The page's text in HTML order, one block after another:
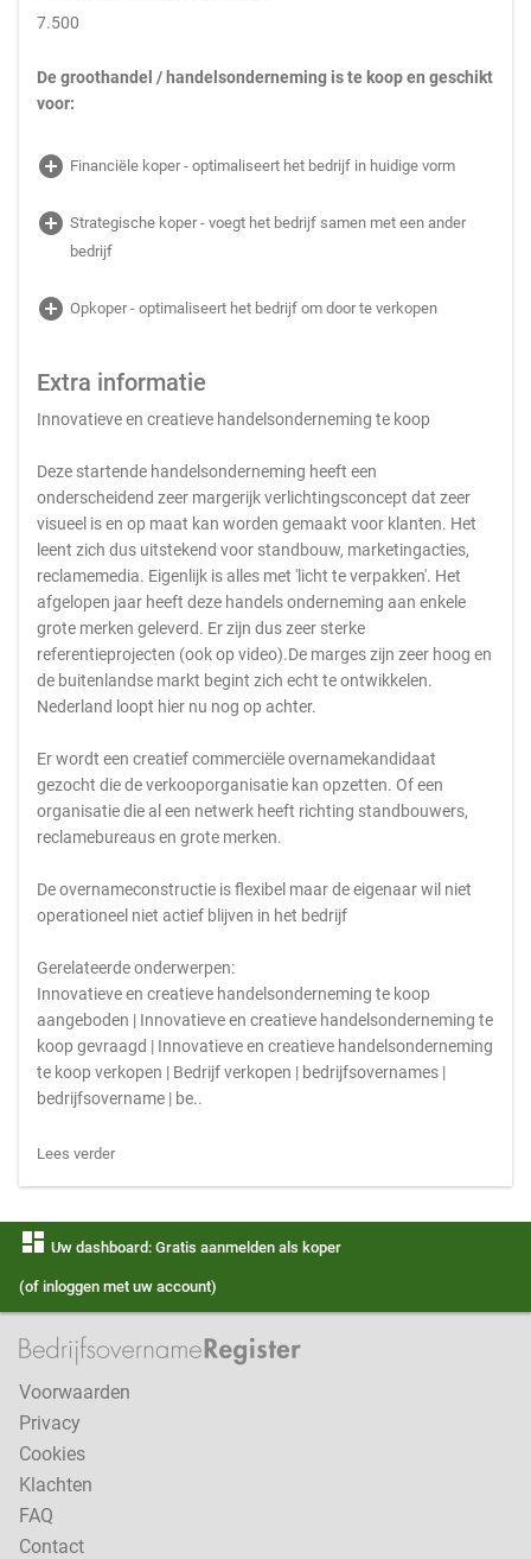
7.500
De groothandel / handelsonderneming is te koop en geschikt
voor:
add_circle Financiële koper - optimaliseert het bedrijf in huidige vorm
add_circle Strategische koper - voegt het bedrijf samen met een ander
bedrijf
add_circle Opkoper - optimaliseert het bedrijf om door te verkopen
Extra informatie
Innovatieve en creatieve handelsonderneming te koop
Deze startende handelsonderneming heeft een
onderscheidend zeer margerijk verlichtingsconcept dat zeer
visueel is en op maat kan worden gemaakt voor klanten. Het
leent zich dus uitstekend voor standbouw, marketingacties,
reclamemedia. Eigenlijk is alles met 'licht te verpakken'. Het
afgelopen jaar heeft deze handels onderneming aan enkele
grote merken geleverd. Er zijn dus zeer sterke
referentieprojecten (ook op video).De marges zijn zeer hoog en
de buitenlandse markt begint zich echt te ontwikkelen.
Nederland loopt hier nu nog op achter.
Er wordt een creatief commerciële overnamekandidaat
gezocht die de verkooporganisatie kan opzetten. Of een
organisatie die al een netwerk heeft richting standbouwers,
reclamebureaus en grote merken.
De overnameconstructie is flexibel maar de eigenaar wil niet
operationeel niet actief blijven in het bedrijf
Gerelateerde onderwerpen:
Innovatieve en creatieve handelsonderneming te koop
aangeboden | Innovatieve en creatieve handelsonderneming te
koop gevraagd | Innovatieve en creatieve handelsonderneming
te koop verkopen | Bedrijf verkopen | bedrijfsovernames |
bedrijfsovername | be..
Lees verder
dashboard Uw dashboard: Gratis aanmelden als koper
(of inloggen met uw account)
Voorwaarden
Privacy
Cookies
Klachten
FAQ
Contact